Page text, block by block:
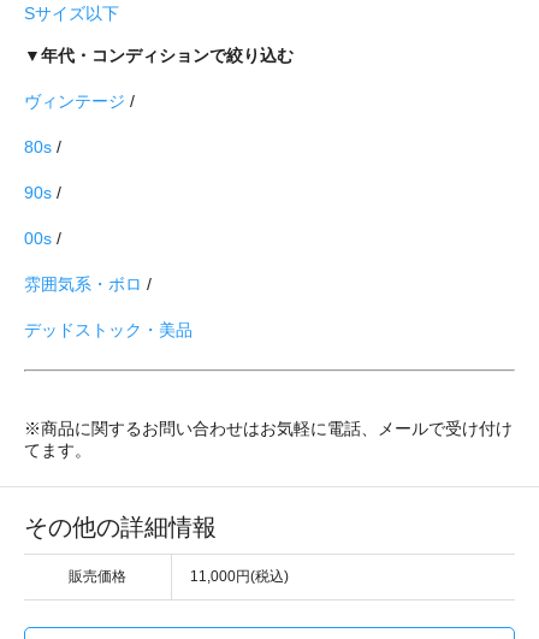
Sサイズ以下
▼年代・コンディションで絞り込む
ヴィンテージ /
80s /
90s /
00s /
雰囲気系・ボロ /
デッドストック・美品
※商品に関するお問い合わせはお気軽に電話、メールで受け付け
てます。
その他の詳細情報
販売価格 11,000円(税込)